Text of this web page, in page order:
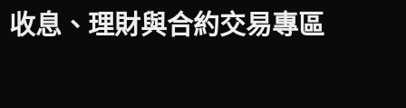
收息、理財與合約交易專區